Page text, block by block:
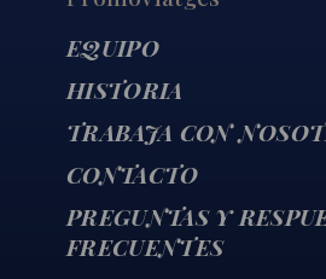
EQUIPO
HISTORIA
TRABAJA CON
CONTACTO
PREGUNTAS Y
FRECUENTES